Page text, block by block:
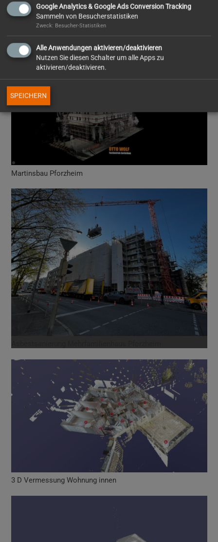
Pforzheimer Zeitung
Martinsbau Pforzheim
3 D Vermessung Wohnung innen
Google Analytics & Google Ads Conversion Tracking
Sammeln von Besucherstatistiken
Zweck: Besucher-Statistiken
Alle Anwendungen aktivieren/deaktivieren
Nutzen Sie diesen Schalter um alle Apps zu
aktivieren/deaktivieren.
SPEICHERN